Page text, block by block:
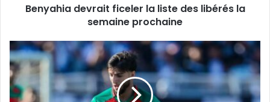
prochaine
Benyahia devrait ficeler la liste des libérés la
semaine prochaine
Benhaoua :
«
Nous
devons
préserver